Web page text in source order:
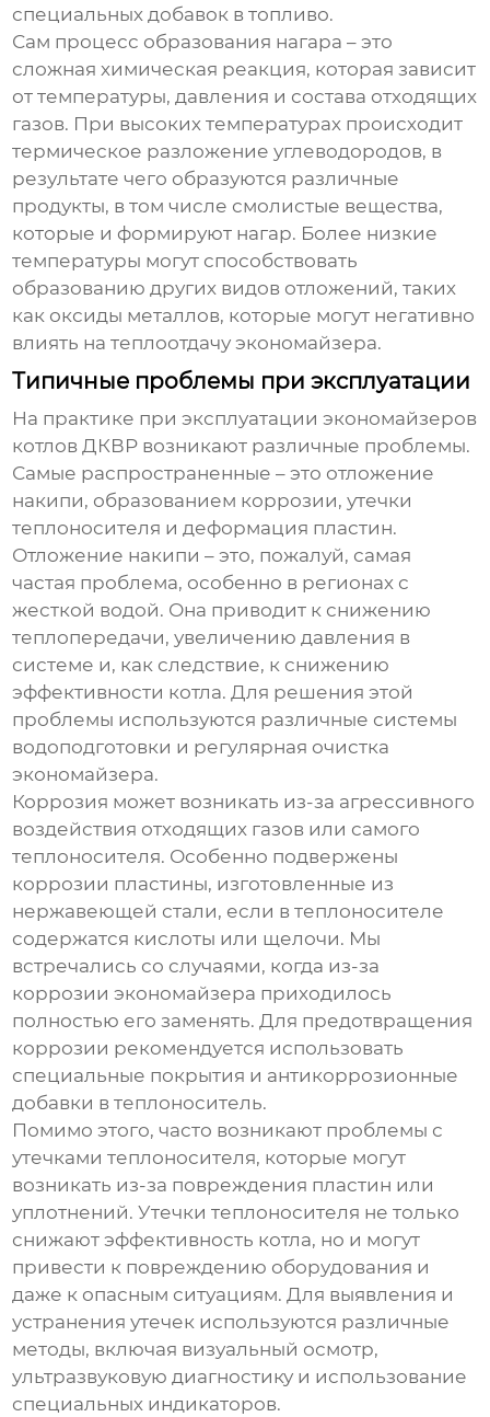
специальных добавок в топливо.
Сам процесс образования нагара – это
сложная химическая реакция, которая зависит
от температуры, давления и состава отходящих
газов. При высоких температурах происходит
термическое разложение углеводородов, в
результате чего образуются различные
продукты, в том числе смолистые вещества,
которые и формируют нагар. Более низкие
температуры могут способствовать
образованию других видов отложений, таких
как оксиды металлов, которые могут негативно
влиять на теплоотдачуэкономайзера.
Типичные проблемы при эксплуатации
На практике при эксплуатацииэкономайзеров
котлов ДКВР возникают различные проблемы.
Самые распространенные – это отложение
накипи, образованием коррозии, утечки
теплоносителя и деформация пластин.
Отложение накипи – это, пожалуй, самая
частая проблема, особенно в регионах с
жесткой водой. Она приводит к снижению
теплопередачи, увеличению давления в
системе и, как следствие, к снижению
эффективности котла. Для решения этой
проблемы используются различные системы
водоподготовки и регулярная очистка
экономайзера.
Коррозия может возникать из-за агрессивного
воздействия отходящих газов или самого
теплоносителя. Особенно подвержены
коррозии пластины, изготовленные из
нержавеющей стали, если в теплоносителе
содержатся кислоты или щелочи. Мы
встречались со случаями, когда из-за
коррозииэкономайзера приходилось
полностью его заменять. Для предотвращения
коррозии рекомендуется использовать
специальные покрытия и антикоррозионные
добавки в теплоноситель.
Помимо этого, часто возникают проблемы с
утечками теплоносителя, которые могут
возникать из-за повреждения пластин или
уплотнений. Утечки теплоносителя не только
снижают эффективность котла, но и могут
привести к повреждению оборудования и
даже к опасным ситуациям. Для выявления и
устранения утечек используются различные
методы, включая визуальный осмотр,
ультразвуковую диагностику и использование
специальных индикаторов.